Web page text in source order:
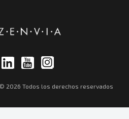
2026 Todos los derechos reservados